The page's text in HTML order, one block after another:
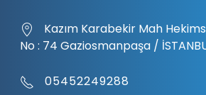
Kazım Karabekir Mah
No : 74 Gaziosmanpaşa /
05452249288